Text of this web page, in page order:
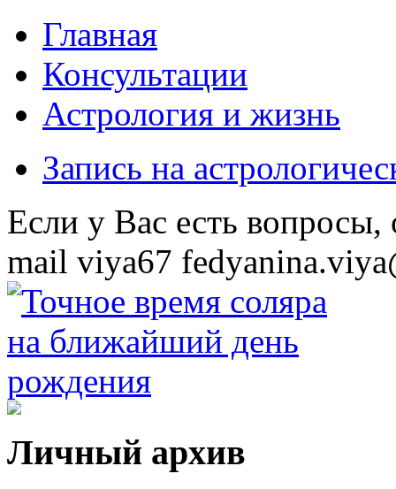
Главная
Консультации
Астрология и жизнь
Запись на
Eсли у Вас есть
mail viya67
Личный архив